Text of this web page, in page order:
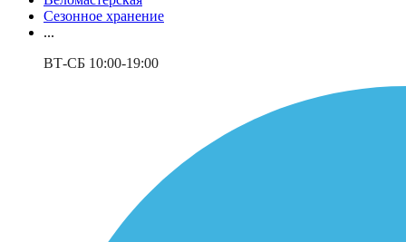
Сезонное хранение
...
ВТ-СБ 10:00-19:00